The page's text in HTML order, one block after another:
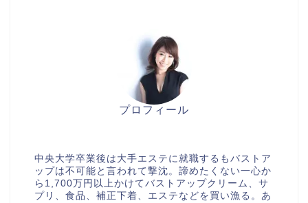
プロフィール
中央大学卒業後は大手エステに就職するもバストア
ップは不可能と言われて撃沈。諦めたくない一心か
ら1,700万円以上かけてバストアップクリーム、サ
プリ、食品、補正下着、エステなどを買い漁る。あ